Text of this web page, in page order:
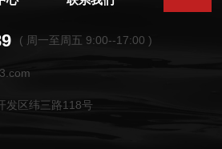
( 周一至周五 9:00--17:00 )
发区纬三路118号